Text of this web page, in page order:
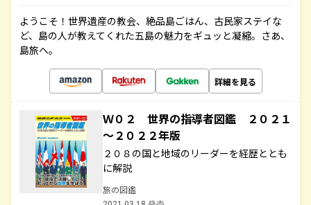
ようこそ！世界遺産の教会、絶品島ごはん、古民家ステイな
ど、島の人が教えてくれた五島の魅力をギュッと凝縮。さあ、
島旅へ。
詳細を見る
Ｗ０２ 世界の指導者図鑑 ２０２１
～２０２２年版
２０８の国と地域のリーダーを経歴ととも
に解説
旅の図鑑